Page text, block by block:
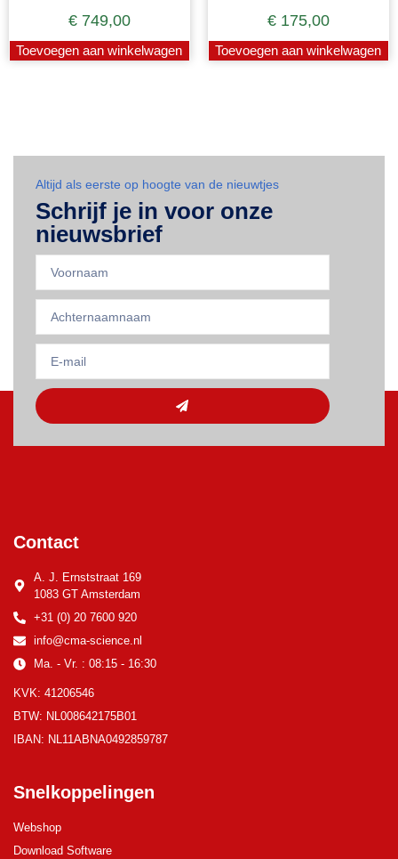
€ 749,00
Toevoegen aan winkelwagen
€ 175,00
Toevoegen aan winkelwagen
Altijd als eerste op hoogte van de nieuwtjes
Schrijf je in voor onze
nieuwsbrief
Contact
A. J. Ernststraat 169
1083 GT Amsterdam
+31 (0) 20 7600 920
info@cma-science.nl
Ma. - Vr. : 08:15 - 16:30
KVK: 41206546
BTW: NL008642175B01
IBAN: NL11ABNA0492859787
Snelkoppelingen
Webshop
Download Software